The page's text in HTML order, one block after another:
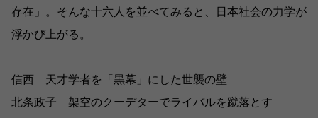
存在」。そんな十六人を並べてみると、日本社会の力学が
浮かび上がる。
信西 天才学者を「黒幕」にした世襲の壁
北条政子 架空のクーデターでライバルを蹴落とす